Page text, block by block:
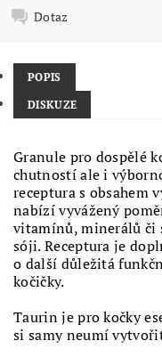
Dotaz
POPIS
DISKUZE
Granule pro dospělé
chutností ale i
receptura s obsahem
nabízí vyvážený
vitamínů, minerálů či
sóji. Receptura je
o další důležitá
kočičky.
Taurin je pro kočky
si samy neumí